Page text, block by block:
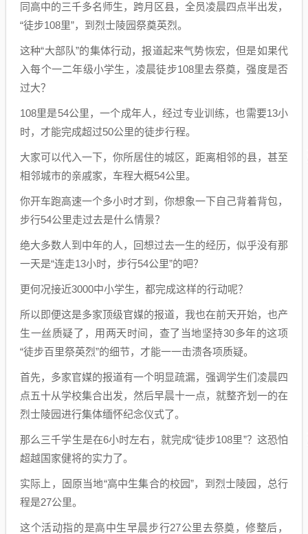
同高中的三千多名师生，跨月区县，全员凌晨四点半出发，
“徒步108里”，到烈士陵园祭奠英烈。
这种“大部队”的集体行动，报道起来气势恢宏，但是如果代
入每个一二年级小学生，凌晨徒步108里去祭奠，强度是否
过大？
108里是54公里，一个成年人，经过专业训练，也需要13小
时，才能完成超过50公里的徒步行程。
大家可以代入一下，你所居住的城区，距离相邻的县，甚至
相邻城市的亲戚家，车程大概54公里。
你开车跑高速一个多小时才到，你想象一下自己背着背包，
步行54公里走过去是什么情景？
绝大多数人到中年的人，回想过去一生的经历，似乎没有那
一天是“连走13小时，步行54公里”的吧？
更何况接近3000中小学生，都完成这样的行动呢？
所以即便这是多家顶级官媒的报道，我也在前天开始，也产
生一丝质疑了，用两天时间，查了当地坚持30多年的这项
“徒步百里祭英烈”的细节，才能一一击溃各项质疑。
首先，多家官媒的报道有一个明显疏漏，强调学生们凌晨四
点五十从学校集合出发，然后早晨十一点，就整齐划一的在
烈士陵园进行集体缅怀纪念仪式了。
那么三千学生是在6小时左右，就完成“徒步108里”？这恐怕
超越国家健将的实力了。
实际上，固原当地“高中生集合的校园”，到烈士陵园，总行
程是27公里。
这个活动指的是高中生早晨步行27公里去祭奠，修整后，